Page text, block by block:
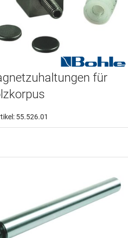
für
55.526.01